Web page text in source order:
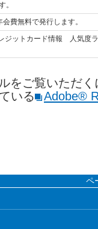
。
費無料で発行します。
ジットカード情報 人気度
をご覧いただ
いる
Adobe®
ペ